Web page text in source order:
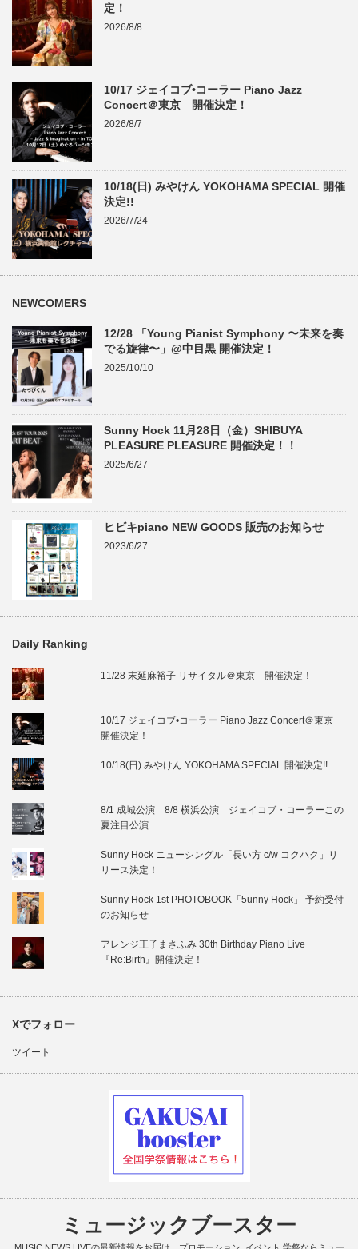
定！
2026/8/8
10/17 ジェイコブ•コーラー Piano Jazz
Concert＠東京 開催決定！
2026/8/7
10/18(日) みやけん YOKOHAMA SPECIAL 開催
決定!!
2026/7/24
NEWCOMERS
12/28 「Young Pianist Symphony 〜未来を奏
でる旋律〜」@中目黒 開催決定！
2025/10/10
Sunny Hock 11月28日（金）SHIBUYA
PLEASURE PLEASURE 開催決定！！
2025/6/27
ヒビキpiano NEW GOODS 販売のお知らせ
2023/6/27
Daily Ranking
11/28 末延麻裕子 リサイタル＠東京 開催決定！
10/17 ジェイコブ•コーラー Piano Jazz Concert＠東京
開催決定！
10/18(日) みやけん YOKOHAMA SPECIAL 開催決定!!
8/1 成城公演 8/8 横浜公演 ジェイコブ・コーラーこの
夏注目公演
Sunny Hock ニューシングル「長い方 c/w コクハク」リ
リース決定！
Sunny Hock 1st PHOTOBOOK「5unny Hock」 予約受付
のお知らせ
アレンジ王子まさふみ 30th Birthday Piano Live
『Re:Birth』開催決定！
Xでフォロー
ツイート
ミュージックブースター